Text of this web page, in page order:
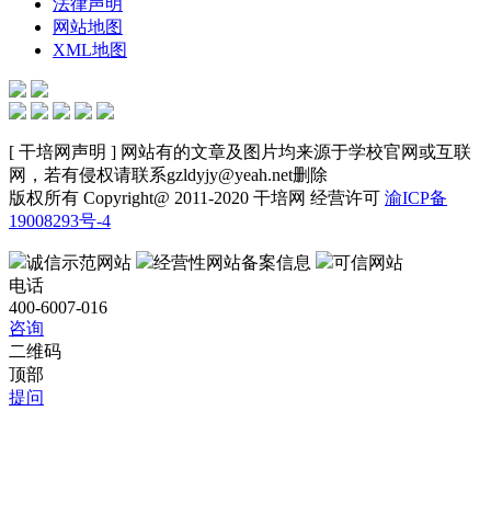
法律声明
网站地图
XML地图
[ 干培网声明 ] 网站有的文章及图片均来源于学校官网或互联
网，若有侵权请联系gzldyjy@yeah.net删除
版权所有 Copyright@ 2011-2020 干培网 经营许可 渝ICP备
19008293号-4
诚信示范网站 经营性网站备案信息
可信网站
电话
400-6007-016
咨询
二维码
顶部
提问